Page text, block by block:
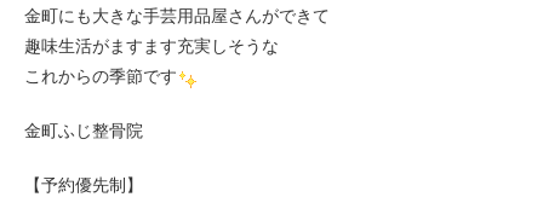
金町にも大きな手芸用品屋さんができて
趣味生活がますます充実しそうな
これからの季節です
金町ふじ整骨院
【予約優先制】